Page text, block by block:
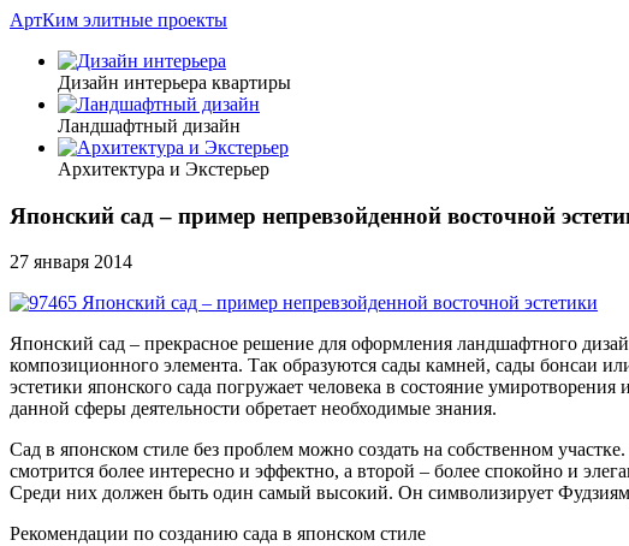
АртКим элитные проекты
Дизайн интерьера квартиры
Ландшафтный дизайн
Архитектура и Экстерьер
Японский сад – пример непревзойденной восточной
27 января 2014
Японский сад – прекрасное решение для оформления ландшафтного
композиционного элемента. Так образуются сады камней, сады бонсаи
эстетики японского сада погружает человека в состояние
данной сферы деятельности обретает необходимые знания.
Сад в японском стиле без проблем можно создать на собственном
смотрится более интересно и эффектно, а второй – более спокойно и
Среди них должен быть один самый высокий. Он символизирует
Рекомендации по созданию сада в японском стиле